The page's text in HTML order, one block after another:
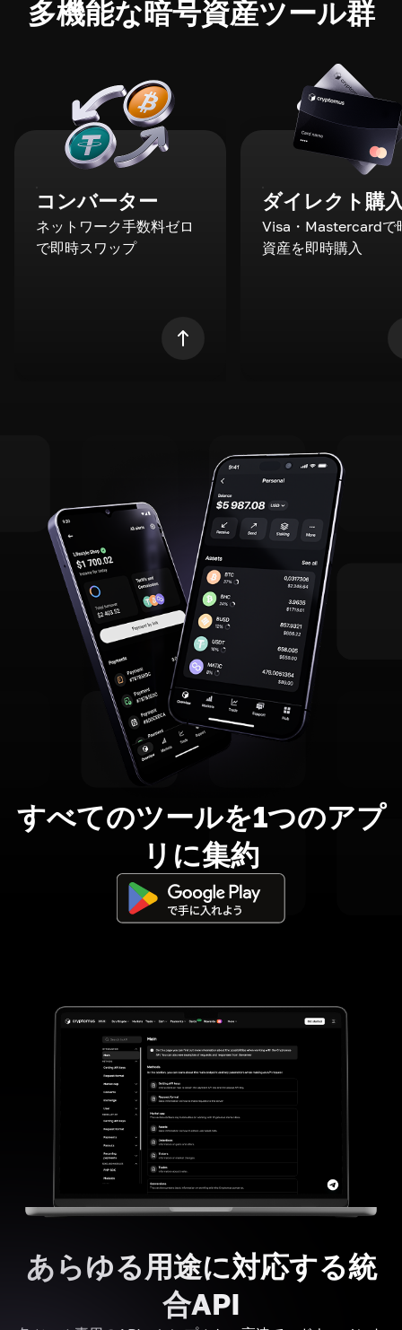
多機能な暗号資産ツール群
コンバーター
ネットワーク手数料ゼロ
で即時スワップ
ダイレクト購
Visa・Mastercardで
資産を即時購入
すべてのツールを1つのアプ
リに集約
あらゆる用途に対応する統
合API